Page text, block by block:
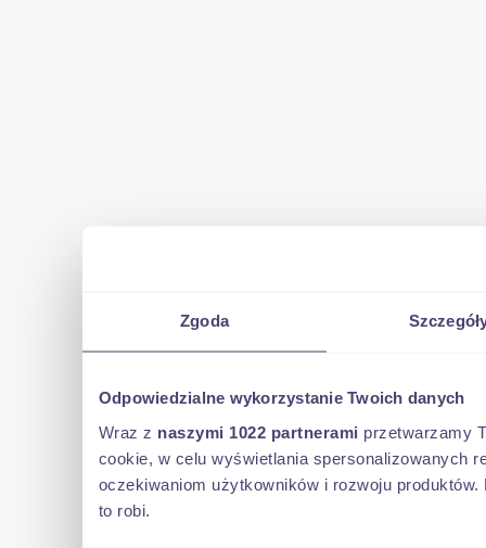
Zgoda
Odpowiedzialne wykorzystanie Twoich danych
Wraz z naszymi 1022 partnerami przetwarzamy
cookie, w celu wyświetlania spersonalizowanych
oczekiwaniom użytkowników i rozwoju
to robi.